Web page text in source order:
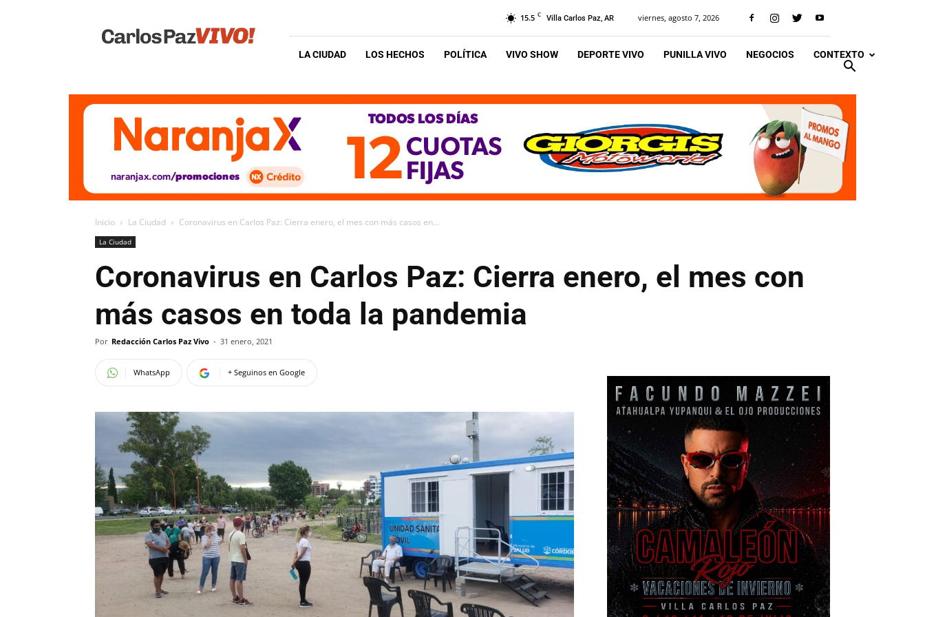
Vivo
15.5 C Villa Carlos Paz, AR viernes, agosto 7, 2026
LA CIUDAD LOS HECHOS POLÍTICA VIVO SHOW DEPORTE VIVO PUNILLA VIVO NEGOCIOS CONTEXTO
Inicio La Ciudad Coronavirus en Carlos Paz: Cierra enero, el mes con más casos en...
La Ciudad
Coronavirus en Carlos Paz: Cierra enero, el mes con
más casos en toda la pandemia
Por Redacción Carlos Paz Vivo - 31 enero, 2021
WhatsApp + Seguinos en Google